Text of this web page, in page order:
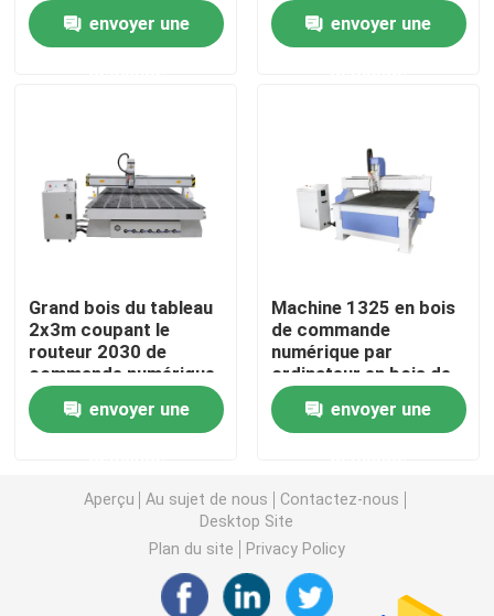
Découpeuse de laser de CO2
Machine en bois de routeur de commande numérique
Machine de routeur de commande numérique par
Machine de routeur de commande numérique par
Découpeuse de oscillation
Machine de revêtement UV
Album faisant la machine
envoyer une
envoyer une
Grand bois du tableau
2x3m coupant le
routeur 2030 de
commande numérique
par ordinateur pour
l'industrie de travail du
bois
envoyer une
Machine 1325 en bois
de commande
numérique par
ordinateur en bois de
moteur servo de
routeur de commande
numérique par
envoyer une
Aperçu Au sujet de nous
Contactez-nous
Desktop Site
Plan du site
Privacy Policy